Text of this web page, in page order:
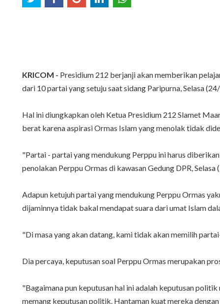
KRICOM - Presidium 212 berjanji akan memberikan
dari 10 partai yang setuju saat sidang Paripurna, Selasa
Hal ini diungkapkan oleh Ketua Presidium 212 Slamet
berat karena aspirasi Ormas Islam yang menolak tidak
"Partai - partai yang mendukung Perppu ini harus
penolakan Perppu Ormas di kawasan Gedung DPR,
Adapun ketujuh partai yang mendukung Perppu Ormas
dijaminnya tidak bakal mendapat suara dari umat Islam
"Di masa yang akan datang, kami tidak akan memilih
Dia percaya, keputusan soal Perppu Ormas merupakan
"Bagaimana pun keputusan hal ini adalah keputusan
memang keputusan politik. Hantaman kuat mereka